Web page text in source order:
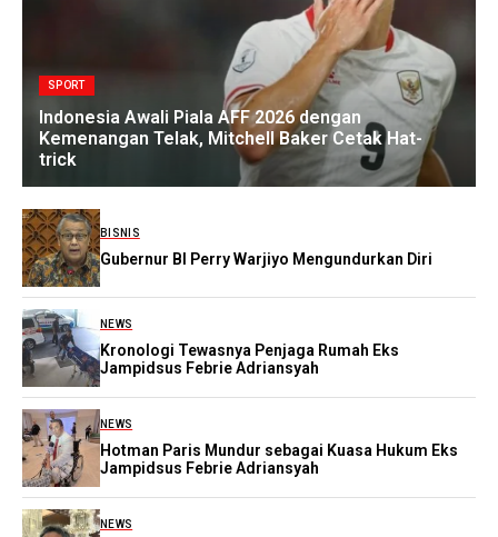
SPORT
Indonesia Awali Piala AFF 2026 dengan
Kemenangan Telak, Mitchell Baker Cetak Hat-
trick
BISNIS
Gubernur BI Perry Warjiyo Mengundurkan Diri
NEWS
Kronologi Tewasnya Penjaga Rumah Eks
Jampidsus Febrie Adriansyah
NEWS
Hotman Paris Mundur sebagai Kuasa Hukum Eks
Jampidsus Febrie Adriansyah
NEWS